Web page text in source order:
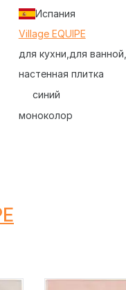
Испания
Village EQUIPE
для кухни для ванной
настенная плитка
синий
моноколор